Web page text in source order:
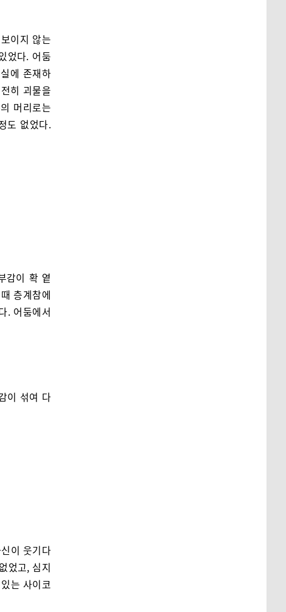
이지 않는
었다. 어둠
에 존재하
히 괴물을
머리로는
도 없었다.
감이 확 옅
층계참에
. 어둠에서
이 섞여 다
이 웃기다
었고, 심지
는 사이코